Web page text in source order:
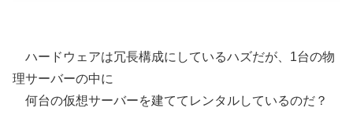
ハードウェアは冗長構成にしているハズだが、1台の物
理サーバーの中に
何台の仮想サーバーを建ててレンタルしているのだ？